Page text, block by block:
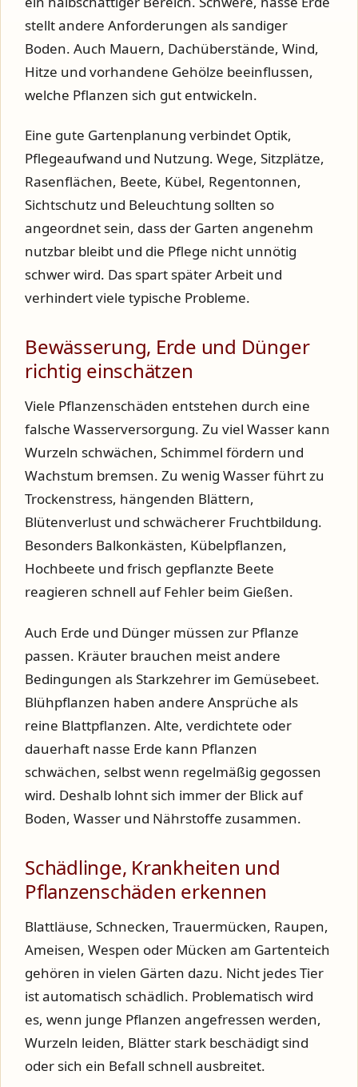
stellt andere Anforderungen als sandiger
Boden. Auch Mauern, Dachüberstände, Wind,
Hitze und vorhandene Gehölze beeinflussen,
welche Pflanzen sich gut entwickeln.
Eine gute Gartenplanung verbindet Optik,
Pflegeaufwand und Nutzung. Wege, Sitzplätze,
Rasenflächen, Beete, Kübel, Regentonnen,
Sichtschutz und Beleuchtung sollten so
angeordnet sein, dass der Garten angenehm
nutzbar bleibt und die Pflege nicht unnötig
schwer wird. Das spart später Arbeit und
verhindert viele typische Probleme.
Bewässerung, Erde und Dünger
richtig einschätzen
Viele Pflanzenschäden entstehen durch eine
falsche Wasserversorgung. Zu viel Wasser kann
Wurzeln schwächen, Schimmel fördern und
Wachstum bremsen. Zu wenig Wasser führt zu
Trockenstress, hängenden Blättern,
Blütenverlust und schwächerer Fruchtbildung.
Besonders Balkonkästen, Kübelpflanzen,
Hochbeete und frisch gepflanzte Beete
reagieren schnell auf Fehler beim Gießen.
Auch Erde und Dünger müssen zur Pflanze
passen. Kräuter brauchen meist andere
Bedingungen als Starkzehrer im Gemüsebeet.
Blühpflanzen haben andere Ansprüche als
reine Blattpflanzen. Alte, verdichtete oder
dauerhaft nasse Erde kann Pflanzen
schwächen, selbst wenn regelmäßig gegossen
wird. Deshalb lohnt sich immer der Blick auf
Boden, Wasser und Nährstoffe zusammen.
Schädlinge, Krankheiten und
Pflanzenschäden erkennen
Blattläuse, Schnecken, Trauermücken, Raupen,
Ameisen, Wespen oder Mücken am Gartenteich
gehören in vielen Gärten dazu. Nicht jedes Tier
ist automatisch schädlich. Problematisch wird
es, wenn junge Pflanzen angefressen werden,
Wurzeln leiden, Blätter stark beschädigt sind
oder sich ein Befall schnell ausbreitet.